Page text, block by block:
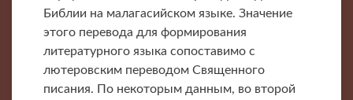
Библии на малагасийском языке. Значение
этого перевода для формирования
литературного языка сопоставимо с
лютеровским переводом Священного
писания. По некоторым данным, во второй